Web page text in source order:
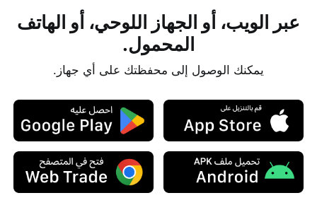
عبر الويب، أو الجهاز اللوحي، أو الهاتف
المحمول.
يمكنك الوصول إلى محفظتك على أي جهاز.